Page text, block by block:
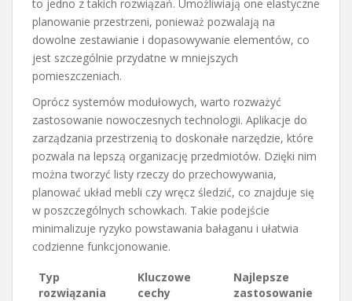
to jedno z takich rozwiązań. Umożliwiają one elastyczne
planowanie przestrzeni, ponieważ pozwalają na
dowolne zestawianie i dopasowywanie elementów, co
jest szczególnie przydatne w mniejszych
pomieszczeniach.
Oprócz systemów modułowych, warto rozważyć
zastosowanie nowoczesnych technologii. Aplikacje do
zarządzania przestrzenią to doskonałe narzędzie, które
pozwala na lepszą organizację przedmiotów. Dzięki nim
można tworzyć listy rzeczy do przechowywania,
planować układ mebli czy wręcz śledzić, co znajduje się
w poszczególnych schowkach. Takie podejście
minimalizuje ryzyko powstawania bałaganu i ułatwia
codzienne funkcjonowanie.
Typ
rozwiązania
Kluczowe
cechy
Najlepsze
zastosowanie